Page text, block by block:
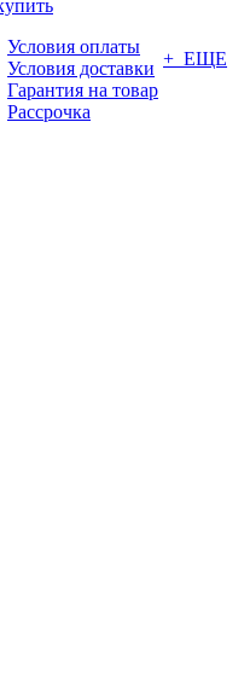
Условия оплаты
Условия доставки
Гарантия на товар
Рассрочка
+ ЕЩЕ